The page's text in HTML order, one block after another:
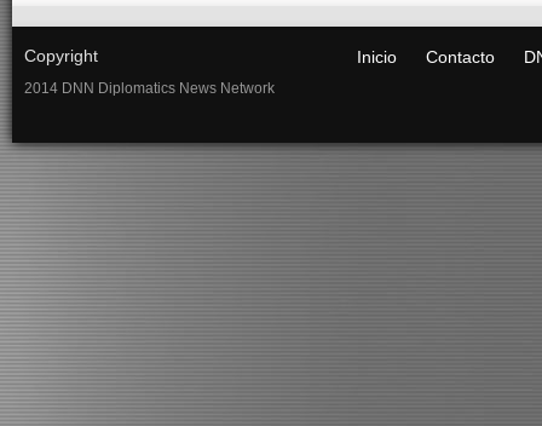
Copyright
2014 DNN Diplomatics News Network
Inicio Contacto